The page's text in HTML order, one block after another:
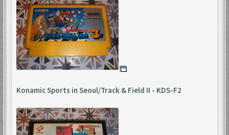
Konamic Sports in Seoul/Track & Field II - KDS-F2